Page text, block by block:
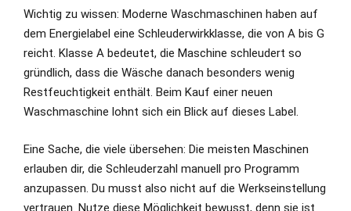
Wichtig zu wissen: Moderne Waschmaschinen haben auf
dem Energielabel eine Schleuderwirkklasse, die von A bis G
reicht. Klasse A bedeutet, die Maschine schleudert so
gründlich, dass die Wäsche danach besonders wenig
Restfeuchtigkeit enthält. Beim Kauf einer neuen
Waschmaschine lohnt sich ein Blick auf dieses Label.
Eine Sache, die viele übersehen: Die meisten Maschinen
erlauben dir, die Schleuderzahl manuell pro Programm
anzupassen. Du musst also nicht auf die Werkseinstellung
vertrauen. Nutze diese Möglichkeit bewusst, denn sie ist